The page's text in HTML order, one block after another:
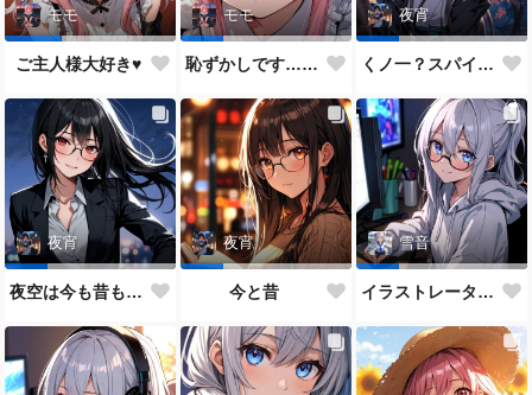
モモ
ご主人様大好き♥
モモ
恥ずかしです…ご主人様♥
夜宵
くノ一？スパイ？どっちがいいかな？
夜宵
夜空は今も昔も変わらないね♥
夜宵
今と昔
雪音
イラストレーター雪音ちゃん🎵